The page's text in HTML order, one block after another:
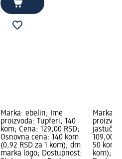
Marka: ebelin; Ime
proizvoda: Tupferi, 140
kom; Cena: 129,00 RSD;
Osnovna cena: 140 kom
(0,92 RSD za 1 kom); dm
marka logo; Dostupnost:
Marka:
109,00
50 kom
kom);